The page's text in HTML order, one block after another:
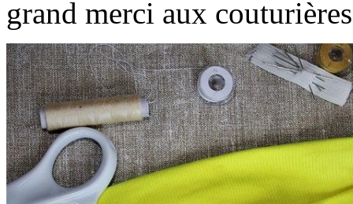
grand merci aux